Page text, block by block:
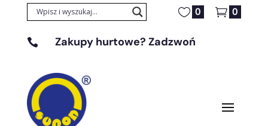
0 0
 Zakupy hurtowe? Zadzwoń